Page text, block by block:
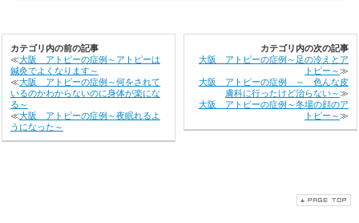
カテゴリ内の前の記事
≪大阪 アトピーの症例～アトピーは
鍼灸でよくなります～
≪大阪 アトピーの症例～何をされて
いるのかわからないのに身体が楽にな
る～
≪大阪 アトピーの症例～夜眠れるよ
うになった～
カテゴリ内の次の記事
大阪 アトピーの症例～足の冷えとア
トピー～≫
大阪 アトピーの症例 ～ 色んな皮
膚科に行ったけど治らない～≫
大阪 アトピーの症例～冬場の顔のア
トピー～≫